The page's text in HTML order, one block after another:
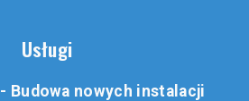
Usługi
Budowa nowych instalacji